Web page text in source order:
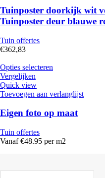
Tuinposter doorkijk wit
Tuinposter deur blauwe
Tuin offertes
€362,83
Opties selecteren
Vergelijken
Quick view
Toevoegen aan verlanglijst
Eigen foto op maat
Tuin offertes
Vanaf €48.95 per m2